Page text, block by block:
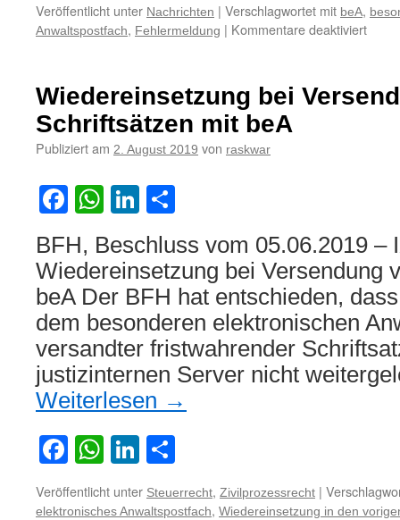
Veröffentlicht unter Nachrichten | Verschlagwortet mit beA,
Anwaltspostfach, Fehlermeldung | Kommentare deaktiviertfür
beA
Wiedereinsetzung bei
Schriftsätzen mit beA
Publiziert am 2. August 2019 von raskwar
Facebook
WhatsApp
LinkedIn
BFH, Beschluss vom 05.06.2019 –
Wiedereinsetzung bei Versendung
beA Der BFH hat entschieden,
dem besonderen elektronischen
versandter fristwahrender
justizinternen Server nicht
Weiterlesen →
Facebook
WhatsApp
LinkedIn
Veröffentlicht unter Steuerrecht, Zivilprozessrecht |
elektronisches Anwaltspostfach, Wiedereinsetzung in den